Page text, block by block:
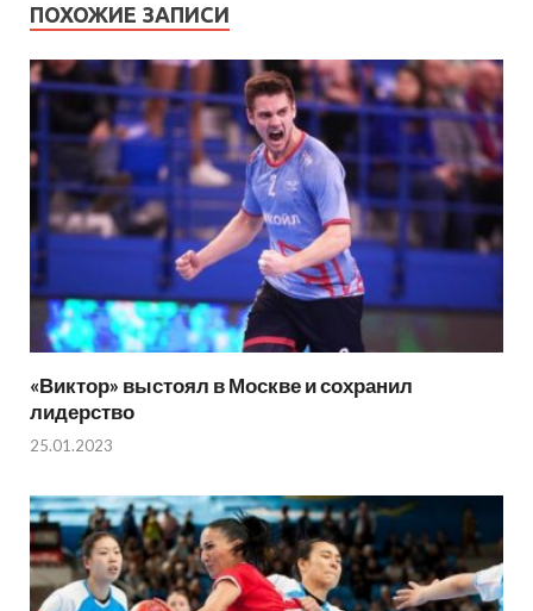
ПОХОЖИЕ ЗАПИСИ
«Виктор» выстоял в Москве и сохранил
лидерство
25.01.2023